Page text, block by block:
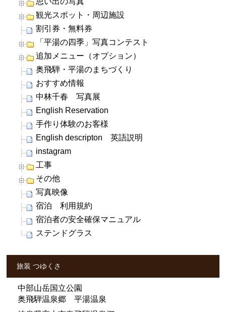
観光スポット・周辺施設
割引券・無料券
「平湯の四季」写真コンテスト
追加メニュー（オプション）
奥飛騨・平湯のまちづくり
おすすめ情報
中林千春 写真展
English Reservation
手作り体験のお客様
English descripton 英語説明
instagram
工事
その他
写真映像
宿泊 利用規約
宿泊者の安全確保マニュアル
ステンドグラス
旅装 つゆくさ
中部山岳国立公園
奥飛騨温泉郷 平湯温泉